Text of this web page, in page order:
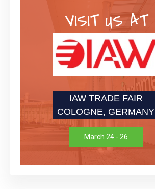
VISIT US AT
IAW TRADE FAIR
COLOGNE, GERMANY
March 24 - 26